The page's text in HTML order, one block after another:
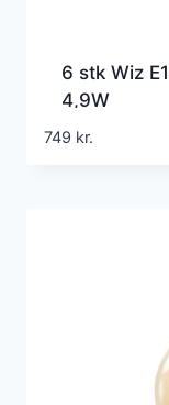
6 stk Wiz
4,9W
749 kr.